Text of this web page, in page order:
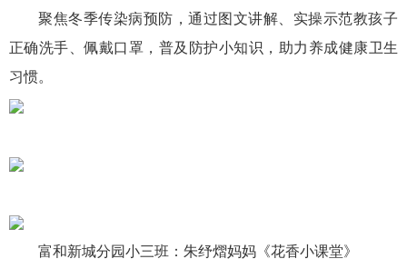
聚焦冬季传染病预防，通过图文讲解、实操示范教孩子
正确洗手、佩戴口罩，普及防护小知识，助力养成健康卫生
习惯。
富和新城分园小三班：朱纾熠妈妈《花香小课堂》